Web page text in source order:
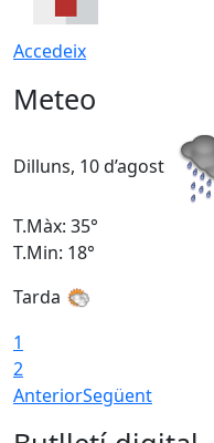
Accedeix
Meteo
Dilluns, 10 d’agost
T.Màx: 35°
T.Min: 18°
Tarda
1
2
AnteriorSegüent